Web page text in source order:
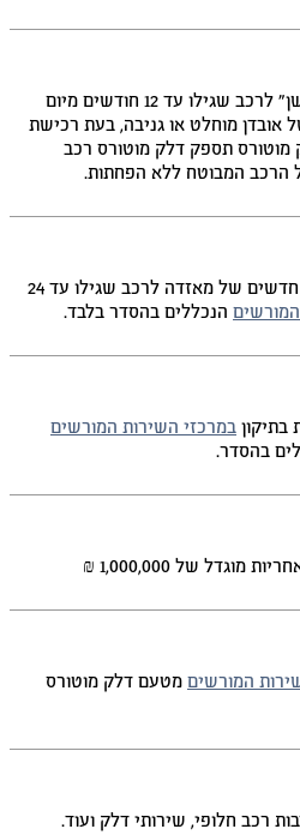
כיסוי של ״חדש תמורת ישן״ לרכב שגילו עד 12 חודשים מיום
מוחלט או גניבה, בעת רכישת
תספק דלק מוטורס רכב
המבוטח ללא הפחתות.
שימוש בחלפים מקוריים חדשים של מאזדה לרכב שגילו עד 24
הנכללים בהסדר בלבד.
במרכזי השירות המורשים
בהסדר.
של 1,000,000 ₪
המורשיםמטעם דלק מוטורס
רכב חלופי, שירותי דלק ועוד.